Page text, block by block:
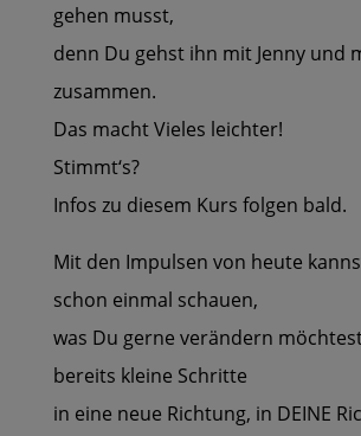
gehen musst,
denn Du gehst ihn mit Jenny und
zusammen.
Das macht Vieles leichter!
Stimmt‘s?
Infos zu diesem Kurs folgen bald.
Mit den Impulsen von heute
schon einmal schauen,
was Du gerne verändern
bereits kleine Schritte
in eine neue Richtung, in DEINE